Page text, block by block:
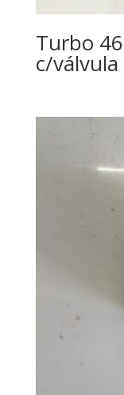
Turbo
c/válvula